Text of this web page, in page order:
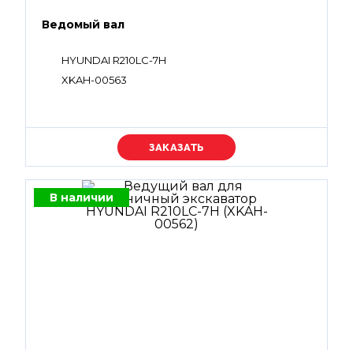
Ведомый вал
HYUNDAI R210LC-7H
XKAH-00563
Уточняйте цену
В наличии